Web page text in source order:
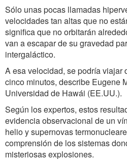
Sólo unas pocas llamadas
velocidades tan altas que no
significa que no orbitarán
van a escapar de su gravedad
intergaláctico.
A esa velocidad, se podría viajar
cinco minutos, describe Eugene
Universidad de Hawái (EE.UU.).
Según los expertos, estos
evidencia observacional de un
helio y supernovas
comprensión de los sistemas
misteriosas explosiones.